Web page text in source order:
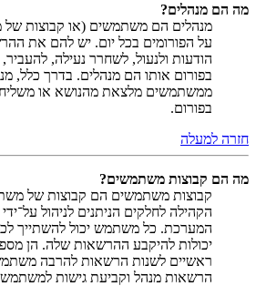
מה הם מנהלים?
מנהלים הם משתמשים (או קבוצות
על הפורומים בכל יום. יש להם את
הודעות ולנעול, לשחרר נעילה,
בפורום אותו הם מנהלים. בדרך כלל,
ממשתמשים מלצאת מהנושא או
בפורום.
חזרה למעלה
מה הם קבוצות משתמשים?
קבוצות משתמשים הם קבוצות של
הקהילה לחלקים הניתנים לניהול
המערכת. כל משתמש יכול להשתייך
יכולות להיקבע ההרשאות שלה. הן
ראשיים לשנות הרשאות להרבה
הרשאות מנהל וקביעת גישות